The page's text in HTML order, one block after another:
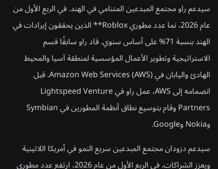
سيدعم راو مجتمع المبدعين المتنامي في الهند. في الربع الأول من
عام 2026، نما عدد مطوري Roblox** الذين يحققون إيرادات في
الهند بنسبة 71% على أساس سنوي. قاد راو سابقًا قسم
الاستراتيجية وتطوير الأعمال المؤسسية لمنطقة آسيا والمحيط
الهادئ واليابان في Amazon Web Services (AWS). قبل
انضمامه إلى AWS، عمل راو في Lightspeed Venture
Partners وقام بتوسيع نطاق أنظمة المطورين في Symbian
وNokia وGoogle.
سيدعم دزودان مجتمع المبدعين سريع النمو في أمريكا اللاتينية
ويعزز الشراكات. في الربع الأول من عام 2026، ارتفع عدد مطوري